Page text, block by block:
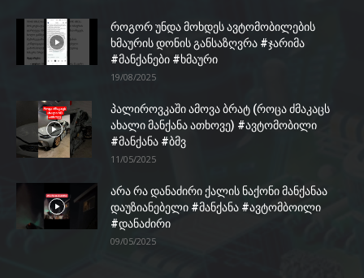
როგორ უნდა მოხდეს ავტომობილების
ხმაურის დონის განსაზღვრა #ჯარიმა
#მანქანები #ხმაური
19/08/2025
პალიროვკაში ამოვა ბრატ (როცა ძმაკაცს
ახალი მანქანა ათხოვე) #ავტომობილი
#მანქანა #ბმვ
11/05/2025
არა რა დანაძირი ქალის ნაქონი მანქანაა
დაუზიანებელი #მანქანა #ავტომბოილი
#დანაძირი
09/05/2025